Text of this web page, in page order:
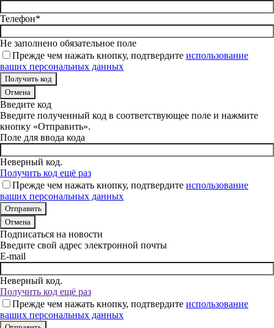
Телефон*
Не заполнено обязательное поле
Прежде чем нажать кнопку, подтвердите использование
ваших персональных данных
Отмена
Введите код
Введите полученный код в соответствующее поле и нажмите
кнопку «Отправить».
Поле для ввода кода
Неверный код.
Получить код ещё раз
Прежде чем нажать кнопку, подтвердите использование
ваших персональных данных
Отмена
Подписаться на новости
Введите свой адрес электронной почты
E-mail
Неверный код.
Получить код ещё раз
Прежде чем нажать кнопку, подтвердите использование
ваших персональных данных